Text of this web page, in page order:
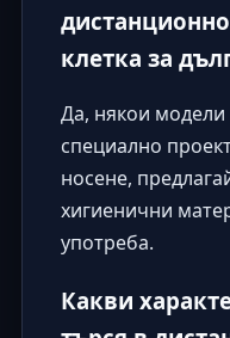
клетка за
Да, някои модели
специално
носене,
хигиенични
употреба.
Какви